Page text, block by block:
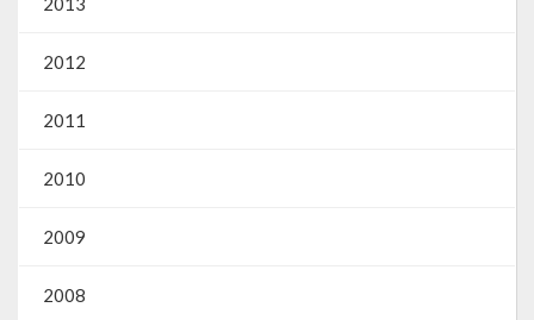
Gestão Saúde – GOVBR
Gestão Educação – Educar Web
2012
2011
2010
2009
2008